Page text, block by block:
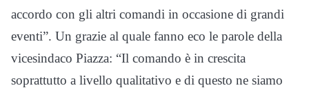
accordo con gli altri comandi in occasione di grandi
eventi”. Un grazie al quale fanno eco le parole della
vicesindaco Piazza: “Il comando è in crescita
soprattutto a livello qualitativo e di questo ne siamo